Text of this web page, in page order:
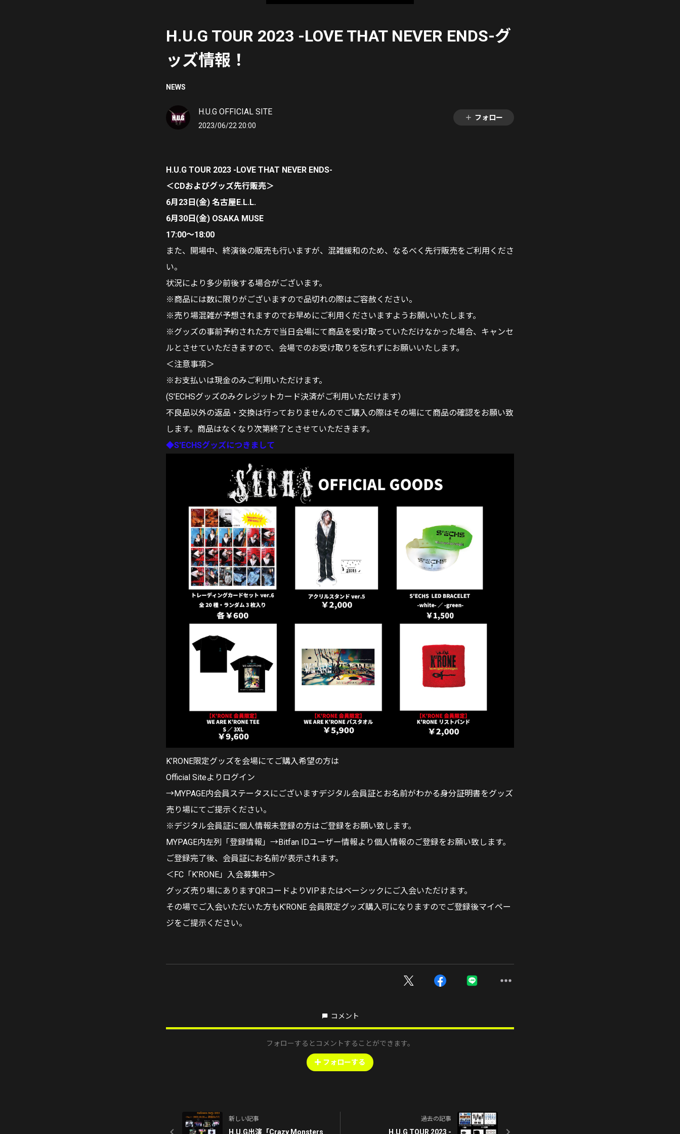
H.U.G TOUR 2023 -LOVE THAT NEVER ENDS-グ
ッズ情報！
NEWS
H.U.G OFFICIAL SITE
2023/06/22 20:00
フォロー
H.U.G TOUR 2023 -LOVE THAT NEVER ENDS-
＜CDおよびグッズ先行販売＞
6月23日(金) 名古屋E.L.L.
6月30日(金) OSAKA MUSE
17:00～18:00
また、開場中、終演後の販売も行いますが、混雑緩和のため、なるべく先行販売をご利用くださ
い。
状況により多少前後する場合がございます。
※商品には数に限りがございますので品切れの際はご容赦ください。
※売り場混雑が予想されますのでお早めにご利用くださいますようお願いいたします。
※グッズの事前予約された方で当日会場にて商品を受け取っていただけなかった場合、キャンセ
ルとさせていただきますので、会場でのお受け取りを忘れずにお願いいたします。
＜注意事項＞
※お支払いは現金のみご利用いただけます。
(S'ECHSグッズのみクレジットカード決済がご利用いただけます）
不良品以外の返品・交換は行っておりませんのでご購入の際はその場にて商品の確認をお願い致
します。商品はなくなり次第終了とさせていただきます。
◆S'ECHSグッズにつきまして
K’RONE限定グッズを会場にてご購入希望の方は
Official Siteよりログイン
→MYPAGE内会員ステータスにございますデジタル会員証とお名前がわかる身分証明書をグッズ
売り場にてご提示ください。
※デジタル会員証に個人情報未登録の方はご登録をお願い致します。
MYPAGE内左列「登録情報」→Bitfan IDユーザー情報より個人情報のご登録をお願い致します。
ご登録完了後、会員証にお名前が表示されます。
＜FC「K’RONE」入会募集中＞
グッズ売り場にありますQRコードよりVIPまたはベーシックにご入会いただけます。
その場でご入会いただいた方もK’RONE 会員限定グッズ購入可になりますのでご登録後マイペー
ジをご提示ください。
コメント
フォローするとコメントすることができます。
フォローする
新しい記事
H.U.G出演「Crazy Monsters
過去の記事
H.U.G TOUR 2023 -